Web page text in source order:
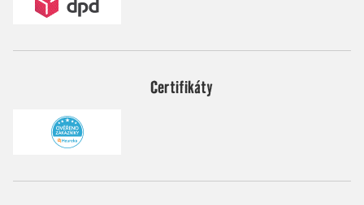
Certifikáty